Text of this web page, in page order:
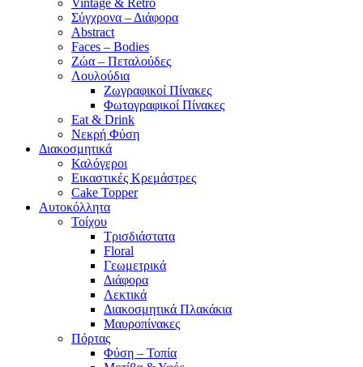
Vintage & Retro
Σύγχρονα – Διάφορα
Abstract
Faces – Bodies
Ζώα – Πεταλούδες
Λουλούδια
Ζωγραφικοί Πίνακες
Φωτογραφικοί Πίνακες
Eat & Drink
Νεκρή Φύση
Διακοσμητικά
Καλόγεροι
Εικαστικές Κρεμάστρες
Cake Topper
Αυτοκόλλητα
Τοίχου
Τρισδιάστατα
Floral
Γεωμετρικά
Διάφορα
Λεκτικά
Διακοσμητικά Πλακάκια
Μαυροπίνακες
Πόρτας
Φύση – Τοπία